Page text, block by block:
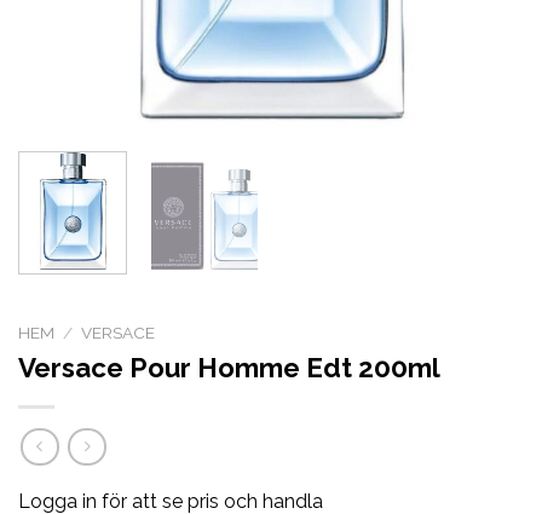
HEM / VERSACE
Versace Pour Homme Edt 200ml
Logga in för att se pris och handla